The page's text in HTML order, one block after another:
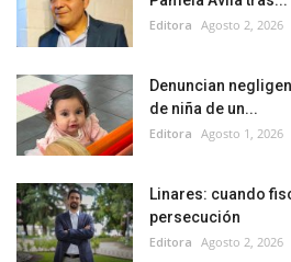
Editora Agosto 2, 2026
Denuncian
de niña de un...
Editora Agosto 1, 2026
Linares: cuando
persecución
Editora Agosto 2, 2026